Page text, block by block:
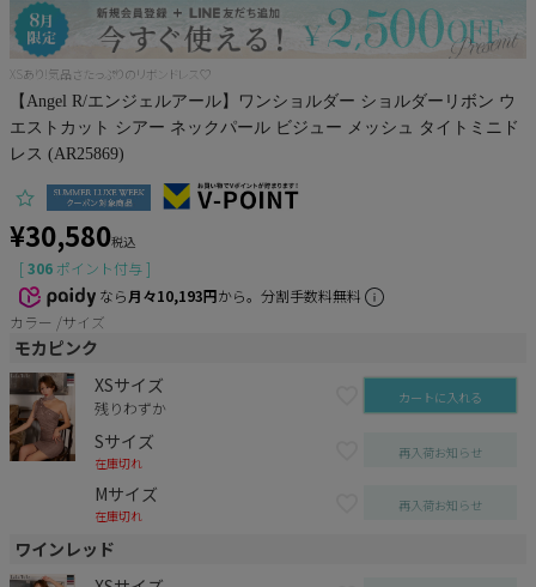
XSあり!気品さたっぷりのリボンドレス♡
【Angel R/エンジェルアール】ワンショルダー ショルダーリボン ウ
エストカット シアー ネックパール ビジュー メッシュ タイトミニド
レス (AR25869)
¥30,580税込
[306 ポイント付与 ]
なら月々10,193円から。分割手数料無料
カラー
サイズ
モカピンク
XSサイズ
残りわずか カートに入れる
Sサイズ
在庫切れ
再入荷お知らせ
Mサイズ
在庫切れ
再入荷お知らせ
ワインレッド